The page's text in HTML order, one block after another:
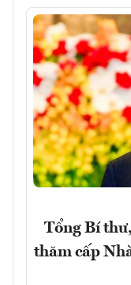
Tổng Bí
thăm cấp